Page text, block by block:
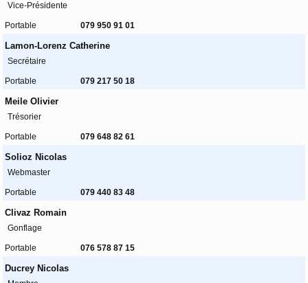
Vice-Présidente
Portable 079 950 91 01
Lamon-Lorenz Catherine
Secrétaire
Portable 079 217 50 18
Meile Olivier
Trésorier
Portable 079 648 82 61
Solioz Nicolas
Webmaster
Portable 079 440 83 48
Clivaz Romain
Gonflage
Portable 076 578 87 15
Ducrey Nicolas